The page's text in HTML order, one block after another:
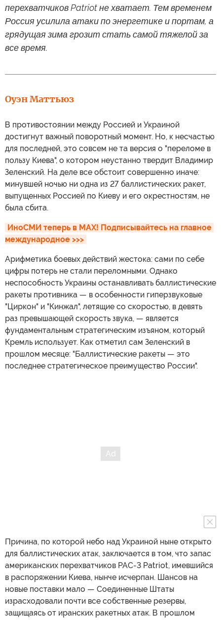
перехватчиков Patriot не хватает. Тем временем
Россия усилила атаки по энергетике и портам, а
грядущая зима грозит стать самой тяжелой за
все время.
Оуэн Маттьюз
В противостоянии между Россией и Украиной
достигнут важный поворотный момент. Но, к несчастью
для последней, это совсем не та версия о "переломе в
пользу Киева", о котором неустанно твердит Владимир
Зеленский. На деле все обстоит совершенно иначе:
минувшей ночью ни одна из 27 баллистических ракет,
выпущенных Россией по Киеву и его окрестностям, не
была сбита.
ИноСМИ теперь в MAX! Подписывайтесь на главное
международное >>>
Арифметика боевых действий жестока: сами по себе
цифры потерь не стали переломными. Однако
неспособность Украины останавливать баллистические
ракеты противника — в особенности гиперзвуковые
"Циркон" и "Кинжал", летящие со скоростью, в девять
раз превышающей скорость звука, — является
фундаментальным стратегическим изъяном, который
Кремль использует. Как отметил сам Зеленский в
прошлом месяце: "Баллистические ракеты — это
последнее стратегическое преимущество России".
Причина, по которой небо над Украиной ныне открыто
для баллистических атак, заключается в том, что запас
американских перехватчиков PAC-3 Patriot, имевшийся
в распоряжении Киева, нынче исчерпан. Шансов на
новые поставки мало — Соединенные Штаты
израсходовали почти все собственные резервы,
защищаясь от иранских ракетных атак. В прошлом